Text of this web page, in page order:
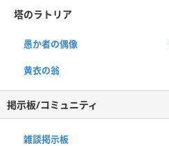
塔のラトリア
愚か者の偶像
黄衣の翁
掲示板/コミュニティ
雑談掲示板